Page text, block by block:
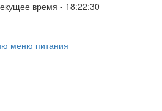
время - 18:22:30
меню питания